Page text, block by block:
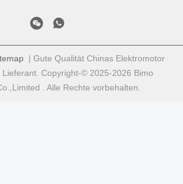
| Gute Qualität Chinas Elektromotor
Lieferant. Copyright-© 2025-2026 Bimo
. Alle Rechte vorbehalten.